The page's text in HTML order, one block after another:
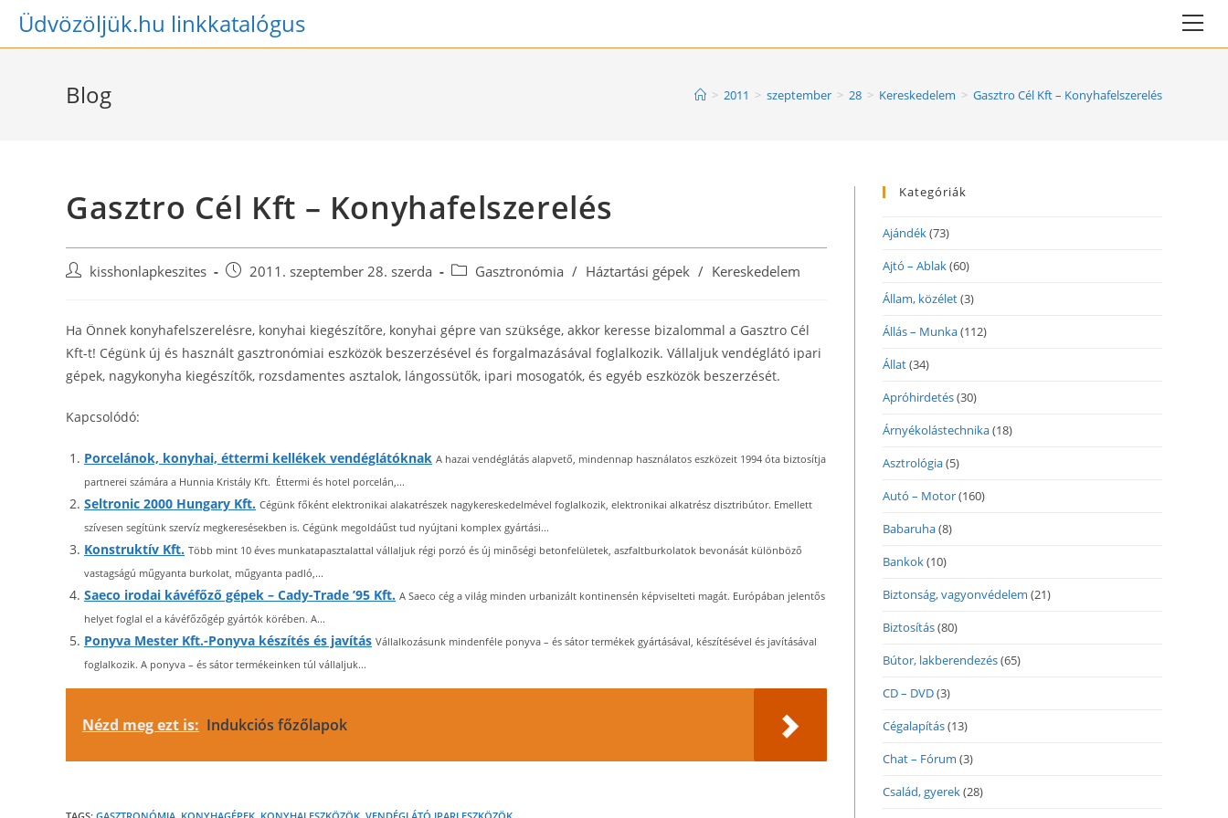
SkipÜdvözöljük.hu linkkatalógus
Blog > 2011 > szeptember > 28 > Kereskedelem > Gasztro Cél Kft – Konyhafelszerelés
Gasztro Cél Kft – Konyhafelszerelés
Post kisshonlapkeszites
Post 2011. szeptember 28. szerda
Post Gasztronómia / Háztartási gépek / Kereskedelem
Ha Önnek konyhafelszerelésre, konyhai kiegészítőre, konyhai gépre van szüksége, akkor keresse bizalommal a Gasztro Cél
Kft-t! Cégünk új és használt gasztronómiai eszközök beszerzésével és forgalmazásával foglalkozik. Vállaljuk vendéglátó ipari
gépek, nagykonyha kiegészítők, rozsdamentes asztalok, lángossütők, ipari mosogatók, és egyéb eszközök beszerzését.
Kapcsolódó:
Porcelánok, konyhai, éttermi kellékek vendéglátóknak A hazai vendéglátás alapvető, mindennap használatos eszközeit 1994 óta biztosítja
partnerei számára a Hunnia Kristály Kft. Éttermi és hotel porcelán,...
Seltronic 2000 Hungary Kft. Cégünk főként elektronikai alakatrészek nagykereskedelmével foglalkozik, elektronikai alkatrész disztribútor. Emellett
szívesen segítünk szervíz megkeresésekben is. Cégünk megoldáűst tud nyújtani komplex gyártási...
Konstruktív Kft. Több mint 10 éves munkatapasztalattal vállaljuk régi porzó és új minőségi betonfelületek, aszfaltburkolatok bevonását különböző
vastagságú műgyanta burkolat, műgyanta padló,...
Saeco irodai kávéfőző gépek – Cady-Trade ’95 Kft. A Saeco cég a világ minden urbanizált kontinensén képviselteti magát. Európában jelentős
helyet foglal el a kávéfőzőgép gyártók körében. A...
Ponyva Mester Kft.-Ponyva készítés és javítás Vállalkozásunk mindenféle ponyva – és sátor termékek gyártásával, készítésével és javításával
foglalkozik. A ponyva – és sátor termékeinken túl vállaljuk...
Nézd meg ezt is: Indukciós főzőlapok
Kategóriák
Ajándék(73)
Ajtó – Ablak(60)
Állam, közélet(3)
Állás – Munka(112)
Állat(34)
Apróhirdetés(30)
Árnyékolástechnika(18)
Asztrológia(5)
Autó – Motor(160)
Babaruha(8)
Bankok(10)
Biztonság, vagyonvédelem (21)
Biztosítás(80)
Bútor, lakberendezés(65)
CD – DVD(3)
Cégalapítás(13)
Chat – Fórum (3)
Család, gyerek(28)